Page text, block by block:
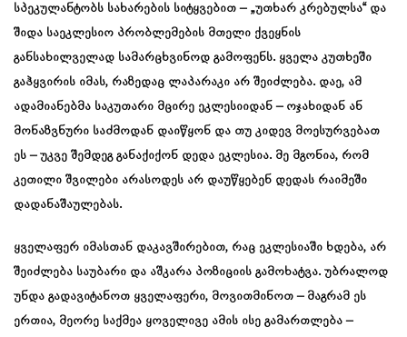
სპეკულანტობს სახარების სიტყვებით – „უთხარ კრებულსა“ და
შიდა საეკლესიო პრობლემების მთელი ქვეყნის
განსახილველად სამარცხვინოდ გამოფენს. ყველა კუთხეში
გაჰყვირის იმას, რაზედაც ლაპარაკი არ შეიძლება. დაე, ამ
ადამიანებმა საკუთარი მცირე ეკლესიიდან – ოჯახიდან ან
მონაზვნური საძმოდან დაიწყონ და თუ კიდევ მოესურვებათ
ეს – უკვე შემდეგ განაქიქონ დედა ეკლესია. მე მგონია, რომ
კეთილი შვილები არასოდეს არ დაუწყებენ დედას რაიმეში
დადანაშაულებას.
ყველაფერ იმასთან დაკავშირებით, რაც ეკლესიაში ხდება, არ
შეიძლება საუბარი და აშკარა პოზიციის გამოხატვა. უბრალოდ
უნდა გადავიტანოთ ყველაფერი, მოვითმინოთ – მაგრამ ეს
ერთია, მეორე საქმეა ყოველივე ამის ისე გამართლება –